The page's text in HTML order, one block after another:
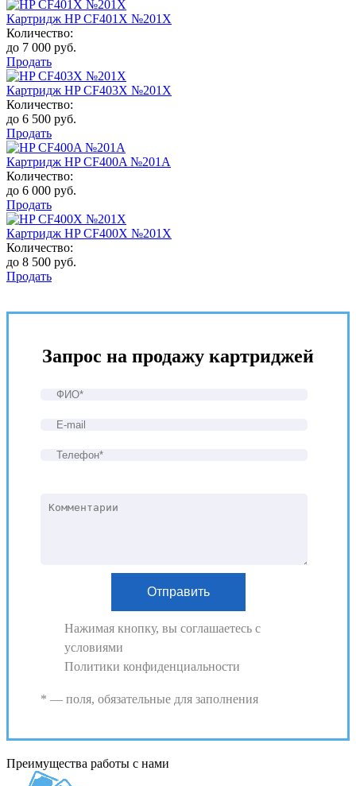
Картридж HP CF401X №201X
Количество:
до 7 000 руб.
Продать
Картридж HP CF403X №201X
Количество:
до 6 500 руб.
Продать
Картридж HP CF400A №201A
Количество:
до 6 000 руб.
Продать
Картридж HP CF400X №201X
Количество:
до 8 500 руб.
Продать
Запрос на продажу картриджей
Нажимая кнопку, вы соглашаетесь с
условиями
Политики конфиденциальности
* — поля, обязательные для заполнения
Преимущества работы с нами